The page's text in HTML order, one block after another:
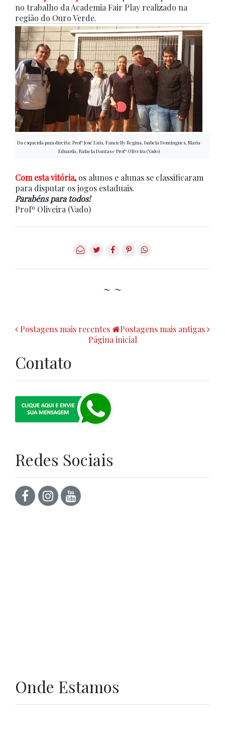
no trabalho da Academia Fair Play realizado na
região do Ouro Verde.
Da esquerda para direita: Profº José Luis, Fancielly Regina, Isabela Domingues, Maria
Eduarda, Rafaela Dantas e Profº Oliveira (Vado)
Com esta vitória,os alunos e alunas se classificaram
para disputar os jogos estaduais.
Parabéns para todos!
Profº Oliveira (Vado)
~ ~
Postagens mais recentes
Postagens mais antigas
Página inicial
Contato
Redes Sociais
Onde Estamos